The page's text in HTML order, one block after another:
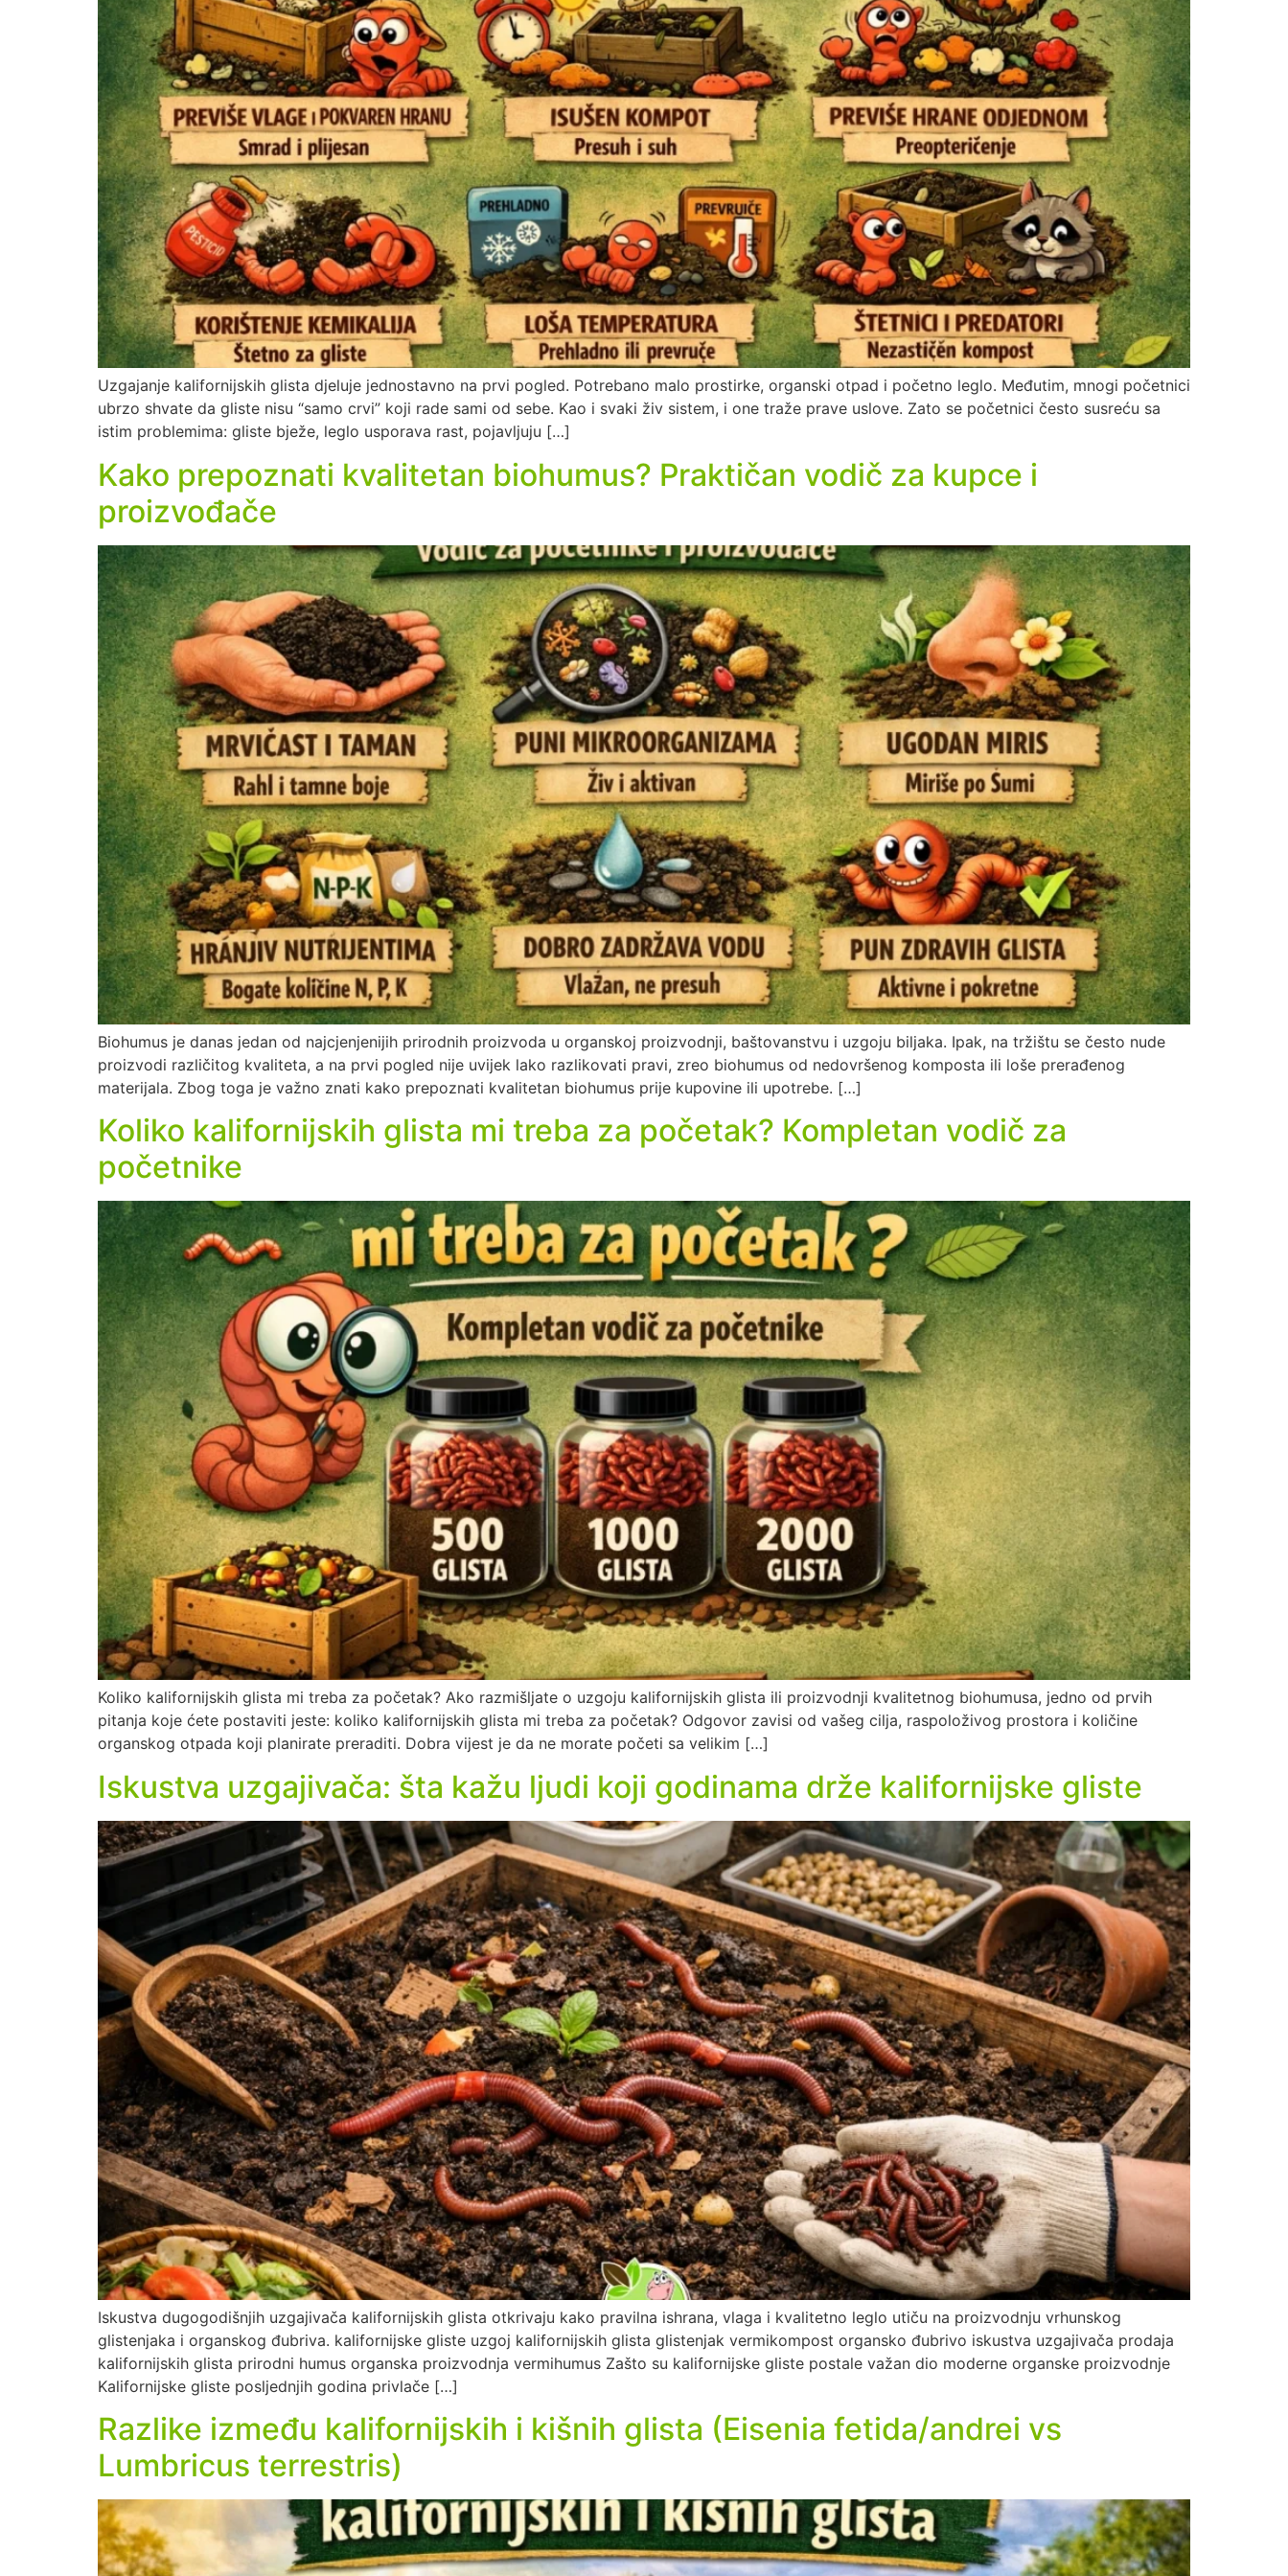
Uzgajanje kalifornijskih glista djeluje jednostavno na prvi pogled. Potrebano malo prostirke, organski otpad i početno leglo. Međutim, mnogi početnici
ubrzo shvate da gliste nisu “samo crvi” koji rade sami od sebe. Kao i svaki živ sistem, i one traže prave uslove. Zato se početnici često susreću sa
istim problemima: gliste bježe, leglo usporava rast, pojavljuju […]
Kako prepoznati kvalitetan biohumus? Praktičan vodič za kupce i
proizvođače
Biohumus je danas jedan od najcjenjenijih prirodnih proizvoda u organskoj proizvodnji, baštovanstvu i uzgoju biljaka. Ipak, na tržištu se često nude
proizvodi različitog kvaliteta, a na prvi pogled nije uvijek lako razlikovati pravi, zreo biohumus od nedovršenog komposta ili loše prerađenog
materijala. Zbog toga je važno znati kako prepoznati kvalitetan biohumus prije kupovine ili upotrebe. […]
Koliko kalifornijskih glista mi treba za početak? Kompletan vodič za
početnike
Koliko kalifornijskih glista mi treba za početak? Ako razmišljate o uzgoju kalifornijskih glista ili proizvodnji kvalitetnog biohumusa, jedno od prvih
pitanja koje ćete postaviti jeste: koliko kalifornijskih glista mi treba za početak? Odgovor zavisi od vašeg cilja, raspoloživog prostora i količine
organskog otpada koji planirate preraditi. Dobra vijest je da ne morate početi sa velikim […]
Iskustva uzgajivača: šta kažu ljudi koji godinama drže kalifornijske gliste
Iskustva dugogodišnjih uzgajivača kalifornijskih glista otkrivaju kako pravilna ishrana, vlaga i kvalitetno leglo utiču na proizvodnju vrhunskog
glistenjaka i organskog đubriva. kalifornijske gliste uzgoj kalifornijskih glista glistenjak vermikompost organsko đubrivo iskustva uzgajivača prodaja
kalifornijskih glista prirodni humus organska proizvodnja vermihumus Zašto su kalifornijske gliste postale važan dio moderne organske proizvodnje
Kalifornijske gliste posljednjih godina privlače […]
Razlike između kalifornijskih i kišnih glista (Eisenia fetida/andrei vs
Lumbricus terrestris)